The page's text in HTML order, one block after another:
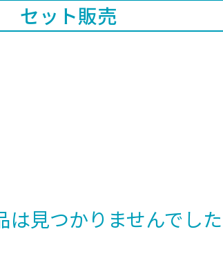
セット販売
は見つかりませんでし